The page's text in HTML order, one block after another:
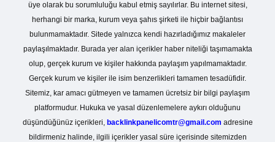
üye olarak bu sorumluluğu kabul etmiş sayılırlar. Bu internet sitesi,
herhangi bir marka, kurum veya şahıs şirketi ile hiçbir bağlantısı
bulunmamaktadır. Sitede yalnızca kendi hazırladığımız makaleler
paylaşılmaktadır. Burada yer alan içerikler haber niteliği taşımamakta
olup, gerçek kurum ve kişiler hakkında paylaşım yapılmamaktadır.
Gerçek kurum ve kişiler ile isim benzerlikleri tamamen tesadüfidir.
Sitemiz, kar amacı gütmeyen ve tamamen ücretsiz bir bilgi paylaşım
platformudur. Hukuka ve yasal düzenlemelere aykırı olduğunu
düşündüğünüz içerikleri, backlinkpanelicomtr@gmail.com adresine
bildirmeniz halinde, ilgili içerikler yasal süre içerisinde sitemizden